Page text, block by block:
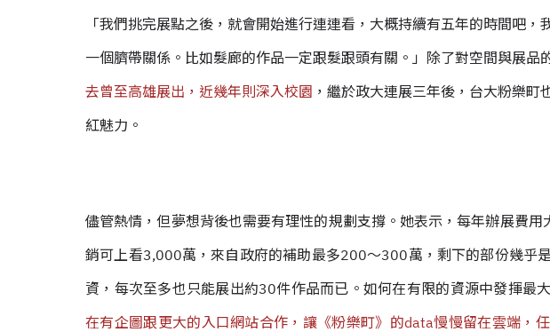
「我們挑完展點之後，就會開始進行連連看，大概持續有五年的時間吧
一個臍帶關係。比如髮廊的作品一定跟髮跟頭有關。」除了對空間與展品
去曾至高雄展出，近幾年則深入校園 ，繼於政大連展三年後，台大粉樂
紅魅力。
儘管熱情，但夢想背後也需要有理性的規劃支撐。她表示，每年辦展費
銷可上看3,000萬，來自政府的補助最多200～300萬，剩下的部份幾乎
資，每次至多也只能展出約30件作品而已。如何在有限的資源中發揮最
在有企圖跟更大的入口網站合作，讓《粉樂町》的data慢慢留在雲端，